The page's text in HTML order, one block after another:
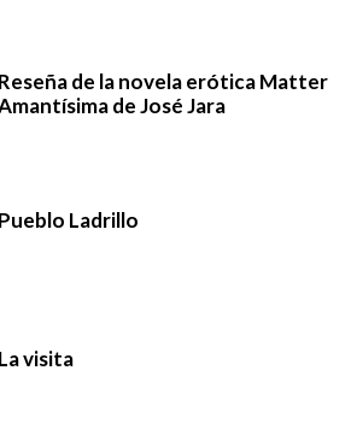
Reseña de la novela erótica Matter
de José Jara
Pueblo Ladrillo
La visita